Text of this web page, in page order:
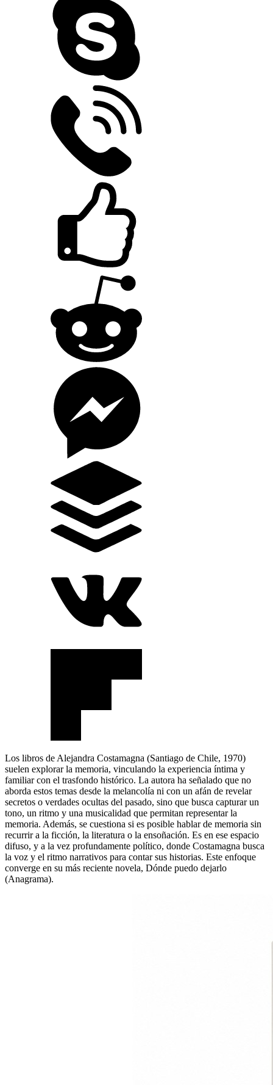
Los libros de Alejandra Costamagna (Santiago de Chile, 1970)
suelen explorar la memoria, vinculando la experiencia íntima y
familiar con el trasfondo histórico. La autora ha señalado que no
aborda estos temas desde la melancolía ni con un afán de revelar
secretos o verdades ocultas del pasado, sino que busca capturar un
tono, un ritmo y una musicalidad que permitan representar la
memoria. Además, se cuestiona si es posible hablar de memoria sin
recurrir a la ficción, la literatura o la ensoñación. Es en ese espacio
difuso, y a la vez profundamente político, donde Costamagna busca
la voz y el ritmo narrativos para contar sus historias. Este enfoque
converge en su más reciente novela, Dónde puedo dejarlo
(Anagrama).